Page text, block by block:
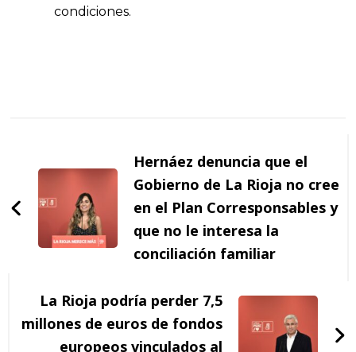
condiciones.
de
entradas
Hernáez denuncia que el
Gobierno de La Rioja no cree
en el Plan Corresponsables y
que no le interesa la
conciliación familiar
La Rioja podría perder 7,5
millones de euros de fondos
europeos vinculados al